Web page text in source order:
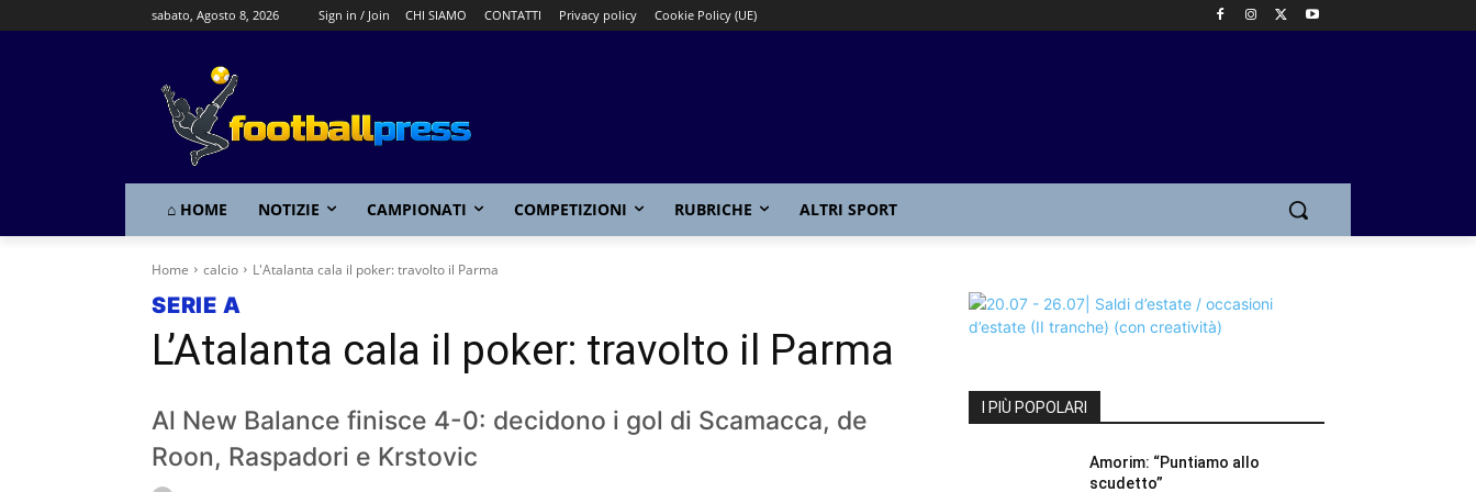
sabato, Agosto 8, 2026 Sign in / Join CHI SIAMO CONTATTI Privacy policy Cookie Policy (UE)
⌂ HOME NOTIZIE CAMPIONATI COMPETIZIONI RUBRICHE ALTRI SPORT
Home calcio L'Atalanta cala il poker: travolto il Parma
SERIE A
L’Atalanta cala il poker: travolto il Parma
Al New Balance finisce 4-0: decidono i gol di Scamacca, de
Roon, Raspadori e Krstovic
I PIÙ POPOLARI
Amorim: “Puntiamo allo
scudetto”